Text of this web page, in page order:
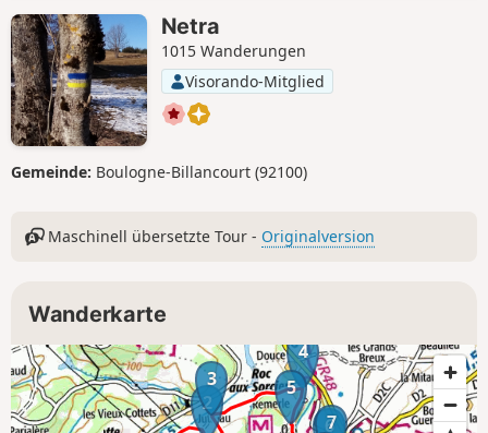
Netra
1015 Wanderungen
Visorando-Mitglied
Gemeinde: Boulogne-Billancourt (92100)
Maschinell übersetzte Tour - Originalversion
Wanderkarte
2
3
4
5
6
7